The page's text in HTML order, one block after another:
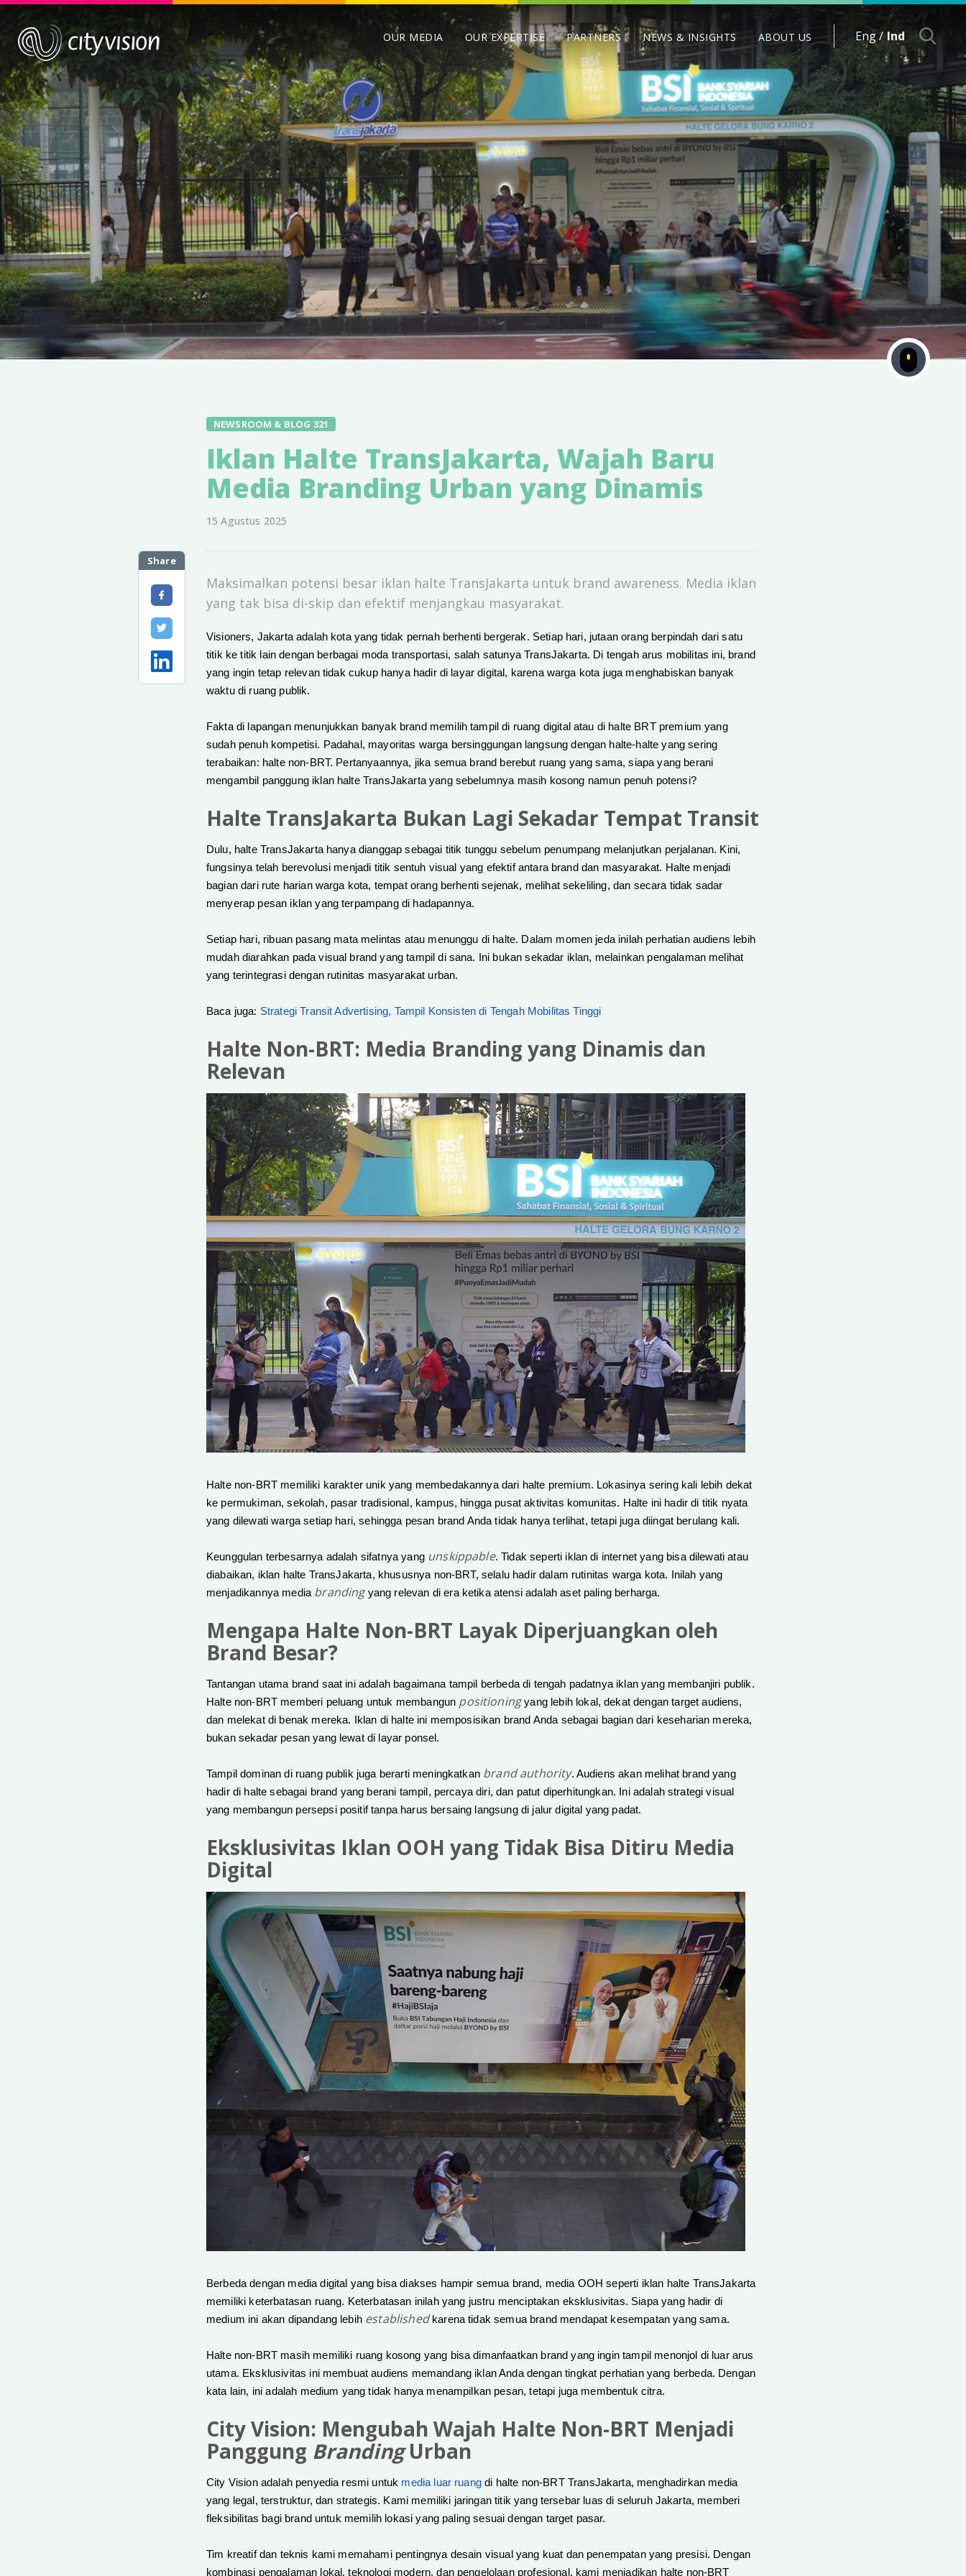
OUR MEDIA OUR EXPERTISE PARTNERS NEWS & INSIGHTS ABOUT US Eng / Ind
NEWSROOM & BLOG 321
Iklan Halte TransJakarta, Wajah Baru
Media Branding Urban yang Dinamis
15 Agustus 2025
Share
Maksimalkan potensi besar iklan halte TransJakarta untuk brand awareness. Media iklan
yang tak bisa di-skip dan efektif menjangkau masyarakat.
Visioners, Jakarta adalah kota yang tidak pernah berhenti bergerak. Setiap hari, jutaan orang berpindah dari satu
titik ke titik lain dengan berbagai moda transportasi, salah satunya TransJakarta. Di tengah arus mobilitas ini, brand
yang ingin tetap relevan tidak cukup hanya hadir di layar digital, karena warga kota juga menghabiskan banyak
waktu di ruang publik.
Fakta di lapangan menunjukkan banyak brand memilih tampil di ruang digital atau di halte BRT premium yang
sudah penuh kompetisi. Padahal, mayoritas warga bersinggungan langsung dengan halte-halte yang sering
terabaikan: halte non-BRT. Pertanyaannya, jika semua brand berebut ruang yang sama, siapa yang berani
mengambil panggung iklan halte TransJakarta yang sebelumnya masih kosong namun penuh potensi?
Halte TransJakarta Bukan Lagi Sekadar Tempat Transit
Dulu, halte TransJakarta hanya dianggap sebagai titik tunggu sebelum penumpang melanjutkan perjalanan. Kini,
fungsinya telah berevolusi menjadi titik sentuh visual yang efektif antara brand dan masyarakat. Halte menjadi
bagian dari rute harian warga kota, tempat orang berhenti sejenak, melihat sekeliling, dan secara tidak sadar
menyerap pesan iklan yang terpampang di hadapannya.
Setiap hari, ribuan pasang mata melintas atau menunggu di halte. Dalam momen jeda inilah perhatian audiens lebih
mudah diarahkan pada visual brand yang tampil di sana. Ini bukan sekadar iklan, melainkan pengalaman melihat
yang terintegrasi dengan rutinitas masyarakat urban.
Baca juga: Strategi Transit Advertising, Tampil Konsisten di Tengah Mobilitas Tinggi
Halte Non-BRT: Media Branding yang Dinamis dan
Relevan
Halte non-BRT memiliki karakter unik yang membedakannya dari halte premium. Lokasinya sering kali lebih dekat
ke permukiman, sekolah, pasar tradisional, kampus, hingga pusat aktivitas komunitas. Halte ini hadir di titik nyata
yang dilewati warga setiap hari, sehingga pesan brand Anda tidak hanya terlihat, tetapi juga diingat berulang kali.
Keunggulan terbesarnya adalah sifatnya yang unskippable. Tidak seperti iklan di internet yang bisa dilewati atau
diabaikan, iklan halte TransJakarta, khususnya non-BRT, selalu hadir dalam rutinitas warga kota. Inilah yang
menjadikannya media brandingyang relevan di era ketika atensi adalah aset paling berharga.
Mengapa Halte Non-BRT Layak Diperjuangkan oleh
Brand Besar?
Tantangan utama brand saat ini adalah bagaimana tampil berbeda di tengah padatnya iklan yang membanjiri publik.
Halte non-BRT memberi peluang untuk membangun positioningyang lebih lokal, dekat dengan target audiens,
dan melekat di benak mereka. Iklan di halte ini memposisikan brand Anda sebagai bagian dari keseharian mereka,
bukan sekadar pesan yang lewat di layar ponsel.
Tampil dominan di ruang publik juga berarti meningkatkan brand authority. Audiens akan melihat brand yang
hadir di halte sebagai brand yang berani tampil, percaya diri, dan patut diperhitungkan. Ini adalah strategi visual
yang membangun persepsi positif tanpa harus bersaing langsung di jalur digital yang padat.
Eksklusivitas Iklan OOH yang Tidak Bisa Ditiru Media
Digital
Berbeda dengan media digital yang bisa diakses hampir semua brand, media OOH seperti iklan halte TransJakarta
memiliki keterbatasan ruang. Keterbatasan inilah yang justru menciptakan eksklusivitas. Siapa yang hadir di
medium ini akan dipandang lebih established karena tidak semua brand mendapat kesempatan yang sama.
Halte non-BRT masih memiliki ruang kosong yang bisa dimanfaatkan brand yang ingin tampil menonjol di luar arus
utama. Eksklusivitas ini membuat audiens memandang iklan Anda dengan tingkat perhatian yang berbeda. Dengan
kata lain, ini adalah medium yang tidak hanya menampilkan pesan, tetapi juga membentuk citra.
City Vision: Mengubah Wajah Halte Non-BRT Menjadi
Panggung Branding Urban
City Vision adalah penyedia resmi untuk media luar ruangdi halte non-BRT TransJakarta, menghadirkan media
yang legal, terstruktur, dan strategis. Kami memiliki jaringan titik yang tersebar luas di seluruh Jakarta, memberi
fleksibilitas bagi brand untuk memilih lokasi yang paling sesuai dengan target pasar.
Tim kreatif dan teknis kami memahami pentingnya desain visual yang kuat dan penempatan yang presisi. Dengan
kombinasi pengalaman lokal, teknologi modern, dan pengelolaan profesional, kami menjadikan halte non-BRT